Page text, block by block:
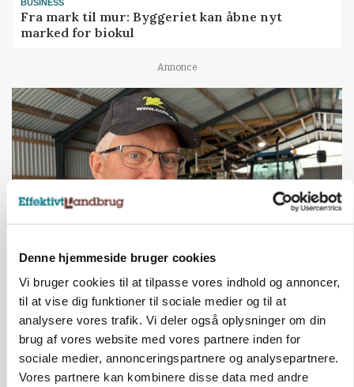
Denne hjemmeside bruger cookies
Vi bruger cookies til at tilpasse vores indhold og annoncer,
til at vise dig funktioner til sociale medier og til at
analysere vores trafik. Vi deler også oplysninger om din
brug af vores website med vores partnere inden for
sociale medier, annonceringspartnere og analysepartnere.
Vores partnere kan kombinere disse data med andre
BUSINESS
Fra mark til mur: Byggeriet kan åbne nyt
marked for biokul
Annonce
POLITIK
»Nu stopper I«: Landbrugsdebattør og
protestgruppe vil demonstrere mod ny
gødskningslov
Annonce